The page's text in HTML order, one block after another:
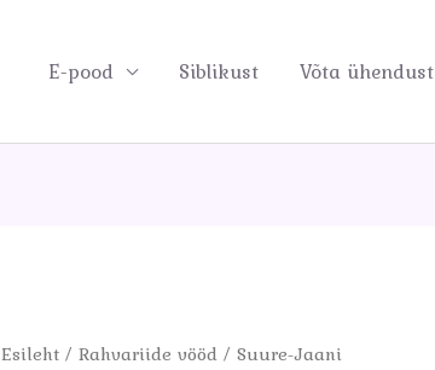
E-pood Siblikust Võta ühendust
Esileht/ Rahvariide vööd/ Suure-Jaani